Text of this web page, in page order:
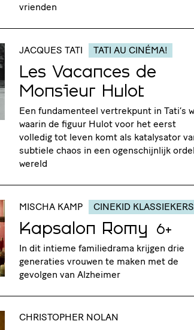
vrienden
Les Vacances de
Monsieur Hulot
JACQUES TATI TATI AU CINÉMA!
Een fundamenteel vertrekpunt in Tati’s
waarin de figuur Hulot voor het eerst
volledig tot leven komt als katalysator
subtiele chaos in een ogenschijnlijk
wereld
Kapsalon Romy 6+
MISCHA KAMP CINEKID KLASSIEKERS
In dit intieme familiedrama krijgen drie
generaties vrouwen te maken met de
gevolgen van Alzheimer
CHRISTOPHER NOLAN